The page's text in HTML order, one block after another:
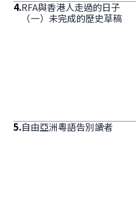
4.RFA與香港人走過的日子
（一）未完成的歷史草稿
5.自由亞洲粵語告別讀者